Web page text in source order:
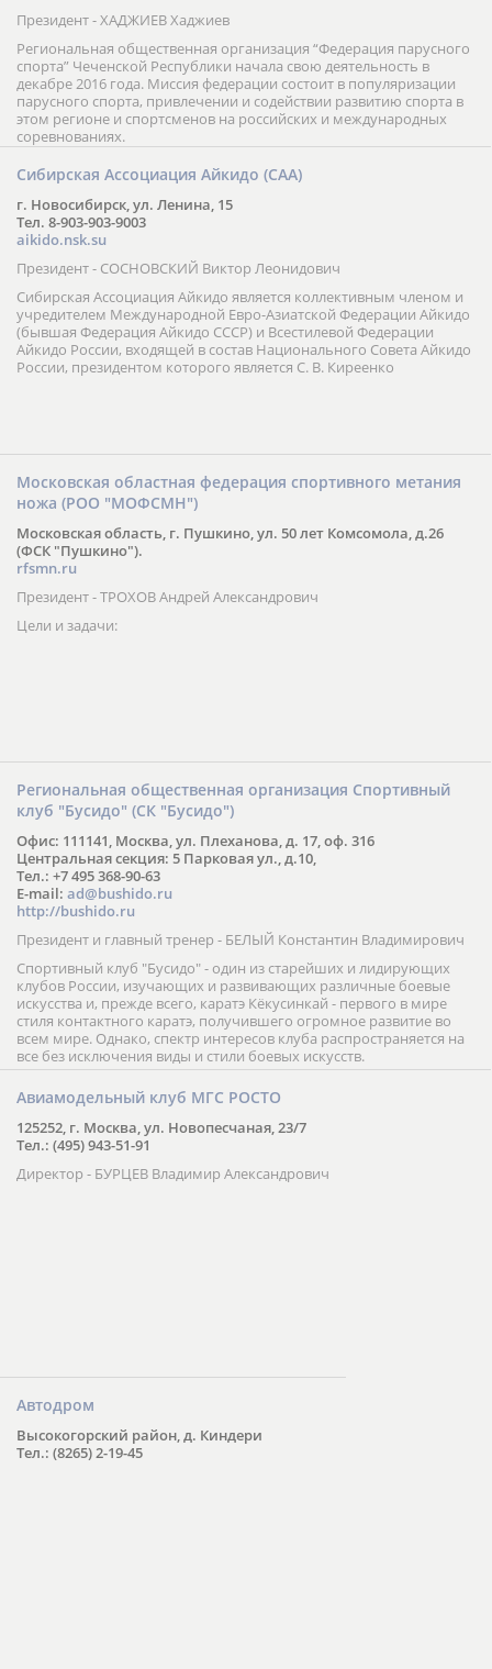
Президент - ХАДЖИЕВ Хаджиев
Региональная общественная организация “Федерация парусного
спорта” Чеченской Республики начала свою деятельность в
декабре 2016 года. Миссия федерации состоит в популяризации
парусного спорта, привлечении и содействии развитию спорта в
этом регионе и спортсменов на российских и международных
соревнованиях.
Сибирская Ассоциация Айкидо (САА)
г. Новосибирск, ул. Ленина, 15
Тел. 8-903-903-9003
aikido.nsk.su
Президент - СОСНОВСКИЙ Виктор Леонидович
Сибирская Ассоциация Айкидо является коллективным членом и
учредителем Международной Евро-Азиатской Федерации Айкидо
(бывшая Федерация Айкидо СССР) и Всестилевой Федерации
Айкидо России, входящей в состав Национального Совета Айкидо
России, президентом которого является С. В. Киреенко
Московская областная федерация спортивного метания
ножа (РОО "МОФСМН")
Московская область, г. Пушкино, ул. 50 лет Комсомола, д.26
(ФСК "Пушкино").
rfsmn.ru
Президент - ТРОХОВ Андрей Александрович
Цели и задачи:
Региональная общественная организация Спортивный
клуб "Бусидо" (СК "Бусидо")
Офис: 111141, Москва, ул. Плеханова, д. 17, оф. 316
Центральная секция: 5 Парковая ул., д.10,
Тел.: +7 495 368-90-63
E-mail: ad@bushido.ru
http://bushido.ru
Президент и главный тренер - БЕЛЫЙ Константин Владимирович
Спортивный клуб "Бусидо" - один из старейших и лидирующих
клубов России, изучающих и развивающих различные боевые
искусства и, прежде всего, каратэ Кёкусинкай - первого в мире
стиля контактного каратэ, получившего огромное развитие во
всем мире. Однако, спектр интересов клуба распространяется на
все без исключения виды и стили боевых искусств.
Авиамодельный клуб МГС РОСТО
125252, г. Москва, ул. Новопесчаная, 23/7
Тел.: (495) 943-51-91
Директор - БУРЦЕВ Владимир Александрович
Автодром
Высокогорский район, д. Киндери
Тел.: (8265) 2-19-45